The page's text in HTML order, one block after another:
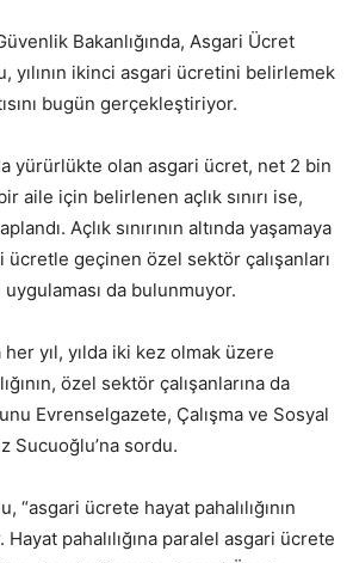
Bakanlığında, Asgari Ücret
yılının ikinci asgari ücretini belirlemek
bugün gerçekleştiriyor.
yürürlükte olan asgari ücret, net 2 bin
aile için belirlenen açlık sınırı ise,
Açlık sınırının altında yaşamaya
ücretle geçinen özel sektör çalışanları
uygulaması da bulunmuyor.
her yıl, yılda iki kez olmak üzere
özel sektör çalışanlarına da
Evrenselgazete, Çalışma ve Sosyal
Sucuoğlu’na sordu.
“asgari ücrete hayat pahalılığının
Hayat pahalılığına paralel asgari ücrete